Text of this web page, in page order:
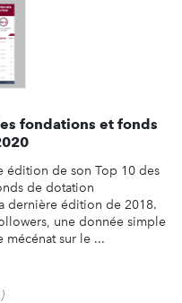
fondations et fonds
édition de son Top 10 des
de dotation
dernière édition de 2018.
une donnée simple
mécénat sur le ...